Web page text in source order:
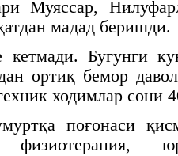
Муяссар,
мадад беришди.
кетмади. Бугунги
ортиқ бемор
ходимлар сони
поғонаси